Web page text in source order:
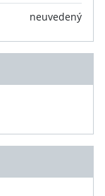
neuvedený